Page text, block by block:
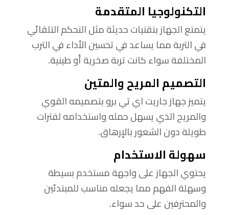
التكنولوجيا المتقدمة
يتمتع الجهاز بتقنيات حديثة مثل التحكم التلقائي
في التربة مما يساعد في تحسين الأداء في الترب
المختلفة سواء كانت تربة صخرية أو طينية.
التصميم المريح والمتين
يتميز جهاز جاريت اي تي برو بتصميمه القوي
والمريح الذي يسهل حمله واستخدامه لفترات
طويلة دون الشعور بالإرهاق.
سهولة الاستخدام
يحتوي الجهاز على واجهة مستخدم بسيطة
وسهلة الفهم مما يجعله مناسب للمبتدئين
والمحترفين على حد سواء.